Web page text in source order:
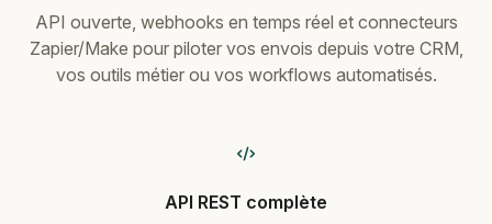
API ouverte, webhooks en temps réel et connecteurs
Zapier/Make pour piloter vos envois depuis votre CRM,
vos outils métier ou vos workflows automatisés.
API REST complète